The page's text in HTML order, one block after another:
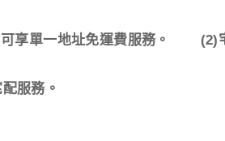
可享單一地址免運費服務。 (2)
服務。